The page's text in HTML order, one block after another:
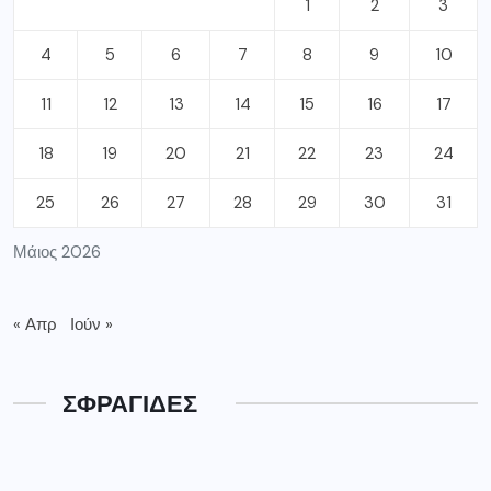
Μάιος 2026
1 2 3
4 5 6 7 8 9 10
11 12 13 14 15 16 17
18 19 20 21 22 23 24
25 26 27 28 29 30 31
« Απρ Ιούν »
ΣΦΡΑΓΙΔΕΣ